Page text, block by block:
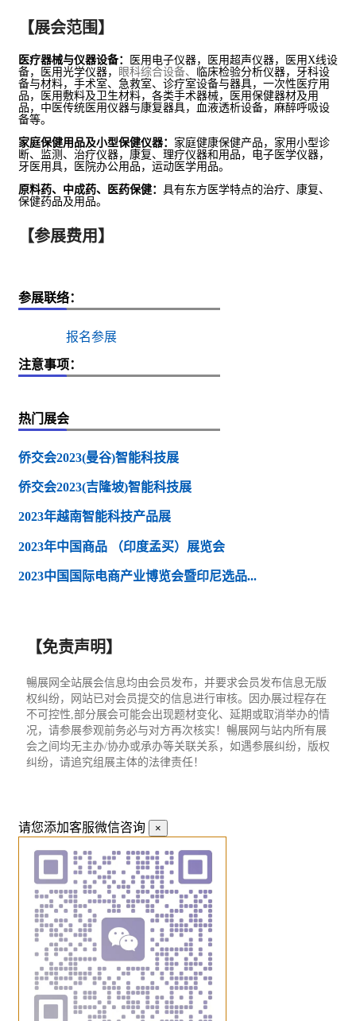
【展会范围】
医疗器械与仪器设备： 医用 电子仪器，医用超声仪器，医用X线设
备，医用光学仪器，
眼科综合设备、
临床检验分析仪器，牙科设
备与材料，手术室、急救室、诊疗室设备与器具，一次性医疗用
品，医用敷料及卫生材料，各类手术器械，医用保健器材及用
品，中医传统医用仪器与康复器具，血液透析设备，麻醉呼吸设
备等。
家庭保健用品及小型保健仪器： 家庭健康保健产品，家用小型诊
断、监测、治疗仪器，康复、理疗仪器和用品，电子医学仪器，
牙医用具，医院办公用品，运动医学用品。
原料药、中成药、
医药保健： 具有东方医学特点的治疗、康复、
保健药品及用品。
【参展费用】
参展联络：
报名参展
注意事项：
热门展会
侨交会2023(曼谷)智能科技展
侨交会2023(吉隆坡)智能科技展
2023年越南智能科技产品展
2023年中国商品 （印度孟买）展览会
2023中国国际电商产业博览会暨印尼选品...
【免责声明】
暢展网全站展会信息均由会员发布，并要求会员发布信息无版
权纠纷，网站已对会员提交的信息进行审核。因办展过程存在
不可控性,部分展会可能会出现题材变化、延期或取消举办的情
况，请参展参观前务必与对方再次核实！暢展网与站内所有展
会之间均无主办/协办或承办等关联关系，如遇参展纠纷，版权
纠纷，请追究组展主体的法律责任！
请您添加客服微信咨询 ×